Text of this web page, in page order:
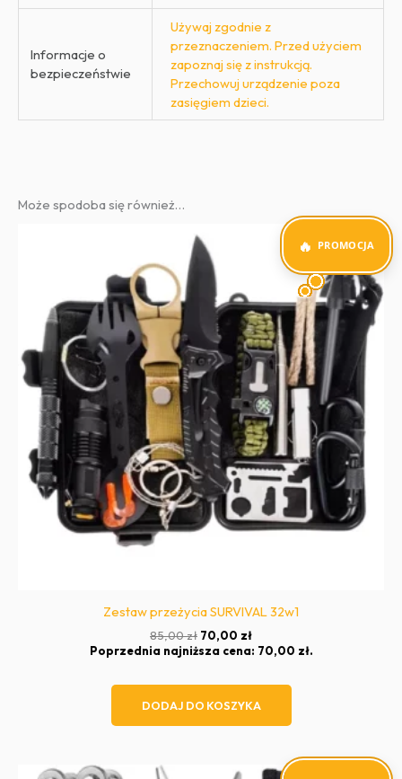
Informacje o
bezpieczeństwie
Używaj zgodnie z
przeznaczeniem. Przed użyciem
zapoznaj się z instrukcją.
Przechowuj urządzenie poza
zasięgiem dzieci.
Może spodoba się również…
PROMOCJA
Zestaw przeżycia SURVIVAL 32w1
85,00zł Pierwotna
cena
70,00 złAktualna
cena
Poprzednia najniższa cena: 70,00 zł.
DODAJ DO KOSZYKA